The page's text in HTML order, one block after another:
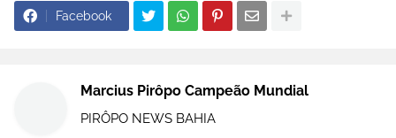
Facebook
Marcius Pirôpo Campeão Mundial
PIRÔPO NEWS BAHIA